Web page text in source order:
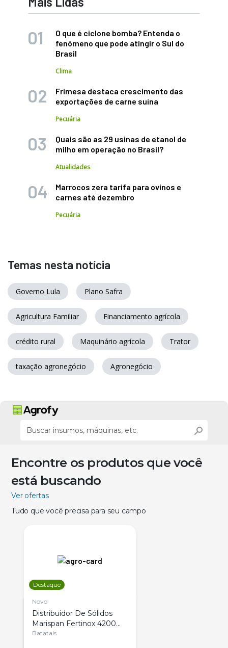
O que é ciclone bomba? Entenda o
fenômeno que pode atingir o Sul do
Brasil
Clima
Frimesa destaca crescimento das
exportações de carne suína
Pecuária
Quais são as 29 usinas de etanol de
milho em operação no Brasil?
Atualidades
Marrocos zera tarifa para ovinos e
carnes até dezembro
Pecuária
Temas nesta notícia
Governo Lula Plano Safra
Agricultura Familiar Financiamento agrícola
crédito rural Maquinário agrícola Trator
taxação agronegócio Agronegócio
Encontre os produtos que você
está buscando
Ver ofertas
Tudo que você precisa para seu campo
Destaque
Novo
Distribuidor De Sólidos
Marispan Fertinox 4200
Citrus
Batatais